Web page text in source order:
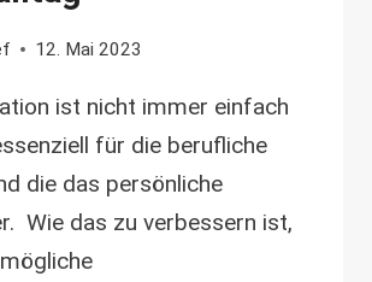
12. Mai 2023
ist nicht immer einfach
für die berufliche
die das persönliche
Wie das zu verbessern ist,